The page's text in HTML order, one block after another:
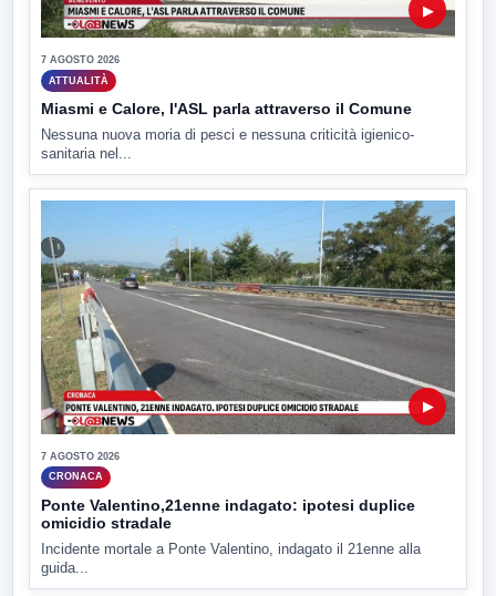
▶
7 AGOSTO 2026
ATTUALITÀ
Miasmi e Calore, l'ASL parla attraverso il Comune
Nessuna nuova moria di pesci e nessuna criticità igienico-
sanitaria nel...
▶
7 AGOSTO 2026
CRONACA
Ponte Valentino,21enne indagato: ipotesi duplice
omicidio stradale
Incidente mortale a Ponte Valentino, indagato il 21enne alla
guida...